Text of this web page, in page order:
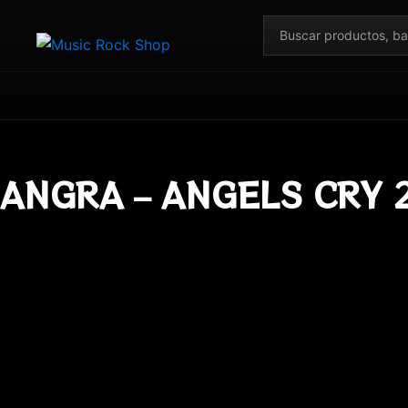
productos
ANGRA – ANGELS CRY